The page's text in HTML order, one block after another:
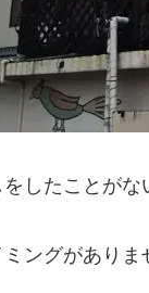
したことがな
ングがありま